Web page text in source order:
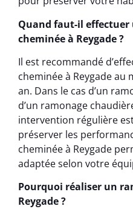
Quand faut-il effectuer
cheminée à Reygade ?
Il est recommandé
cheminée à Reygade au
an. Dans le cas d’un
d’un ramonage
intervention régulière
préserver les
cheminée à Reygade
adaptée selon votre
Pourquoi réaliser un
Reygade ?